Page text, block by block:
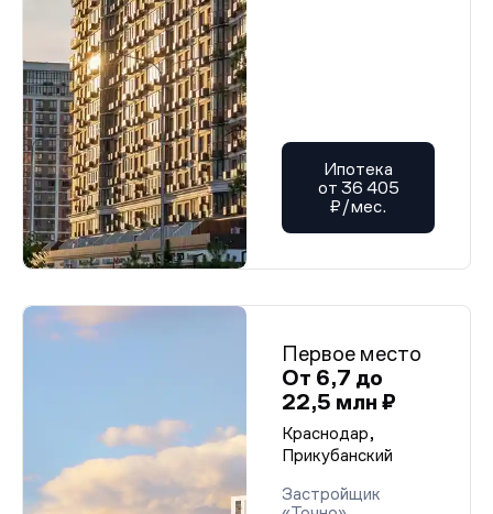
Ипотека
от 36 405
₽/мес.
Первое место
От 6,7 до
22,5 млн ₽
Краснодар,
Прикубанский
Застройщик